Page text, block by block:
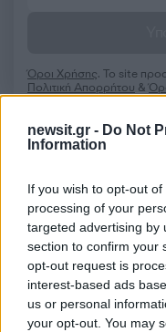
newsit.gr - Do Not
Information
If you wish to opt-out
processing of your
targeted advertising by
section to confirm your
opt-out request is
interest-based ads
us or personal
your opt-out. You may
Όροι Χρήσης. Το site
Πολιτική Απορρήτου &
Ακολουθήστε το
ενημερωθείτε πρώτοι
τελευταία νέατης